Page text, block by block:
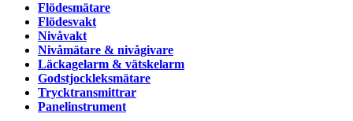
Flödesmätare
Flödesvakt
Nivåvakt
Nivåmätare & nivågivare
Läckagelarm & vätskelarm
Godstjockleksmätare
Trycktransmittrar
Panelinstrument